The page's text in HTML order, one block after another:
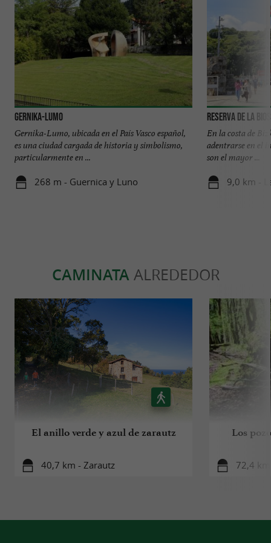
Gernika-Lumo
Gernika-Lumo, ubicada en el País Vasco español,
es una ciudad cargada de historia y simbolismo,
particularmente en ...
268 m - Guernica y Luno
Reserva de la
En la costa de
adentrarse en el
son el mayor ...
9,0 km -
CAMINATAALREDEDOR
El anillo verde y azul de zarautz
40,7 km - Zarautz
Los
72,4